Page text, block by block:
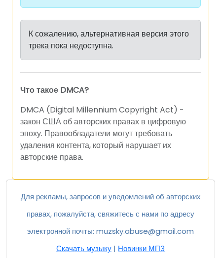
К сожалению, альтернативная версия этого
трека пока недоступна.
Что такое DMCA?
DMCA (Digital Millennium Copyright Act) -
закон США об авторских правах в цифровую
эпоху. Правообладатели могут требовать
удаления контента, который нарушает их
авторские права.
Для рекламы, запросов и уведомлений об авторских
правах, пожалуйста, свяжитесь с нами по адресу
электронной почты: muzsky.abuse@gmail.com
Скачать музыку | Новинки МП3